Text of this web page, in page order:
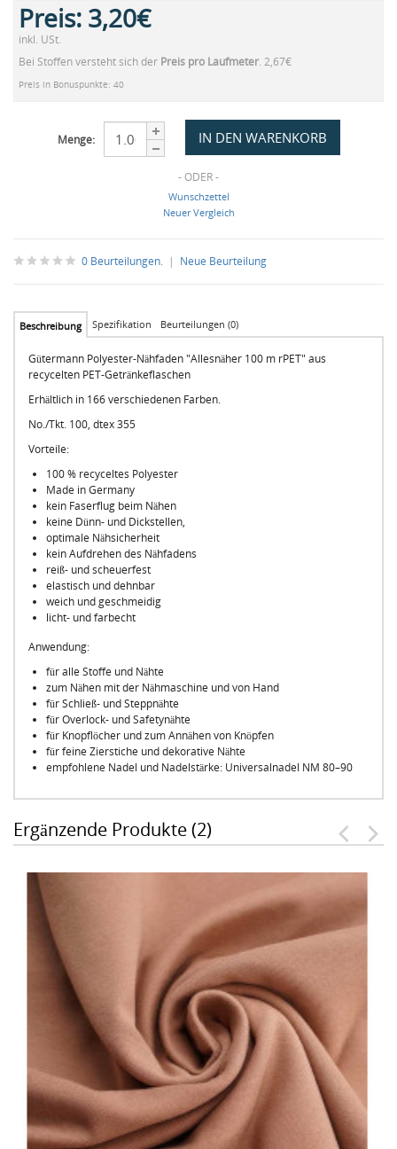
Preis: 3,20€
inkl. USt.
Bei Stoffen versteht sich der Preis pro Laufmeter. 2,67€
Preis in Bonuspunkte: 40
Menge:
- ODER -
Wunschzettel
Neuer Vergleich
0 Beurteilungen. | Neue Beurteilung
Beschreibung Spezifikation Beurteilungen (0)
Gütermann Polyester-Nähfaden "Allesnäher 100 m rPET" aus
recycelten PET-Getränkeflaschen
Erhältlich in 166 verschiedenen Farben.
No./Tkt. 100, dtex355
Vorteile:
100 % recyceltes Polyester
Made in Germany
kein Faserflug beim Nähen
keine Dünn- und Dickstellen,
optimale Nähsicherheit
kein Aufdrehen des Nähfadens
reiß- und scheuerfest
elastisch und dehnbar
weich und geschmeidig
licht- und farbecht
Anwendung:
für alle Stoffe und Nähte
zum Nähen mit der Nähmaschine und von Hand
für Schließ- und Steppnähte
für Overlock- und Safetynähte
für Knopflöcher und zum Annähen von Knöpfen
für feine Zierstiche und dekorative Nähte
empfohlene Nadel und Nadelstärke: Universalnadel NM 80–90
Ergänzende Produkte (2)